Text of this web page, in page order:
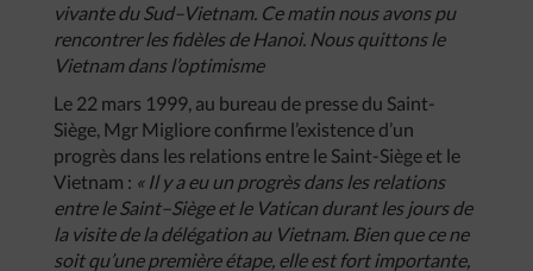
vivanteduSud–Vietnam. Cematin nousavonspu
rencontrerles fidèlesde Hanoi. Nousquittons le
Vietnamdans l’optimisme
Le 22 mars 1999, au bureau de presse du Saint-
Siège, Mgr Migliore confirme l’existence d’un
progrès dans les relations entre le Saint-Siège et le
Vietnam : « Ilyaeu un progrèsdans lesrelations
entre leSaint–Siègeet le Vatican durant les joursde
la visitede ladélégation au Vietnam. Bien quecene
soitqu’unepremièreétape, elleest fort importante,